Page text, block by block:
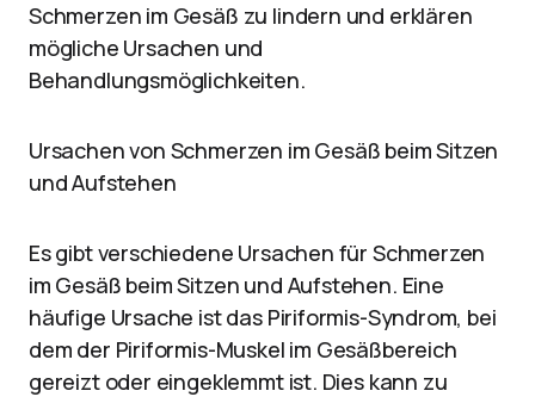
Schmerzen im Gesäß zu lindern und erklären
mögliche Ursachen und
Behandlungsmöglichkeiten.
Ursachen von Schmerzen im Gesäß beim Sitzen
und Aufstehen
Es gibt verschiedene Ursachen für Schmerzen
im Gesäß beim Sitzen und Aufstehen. Eine
häufige Ursache ist das Piriformis-Syndrom, bei
dem der Piriformis-Muskel im Gesäßbereich
gereizt oder eingeklemmt ist. Dies kann zu